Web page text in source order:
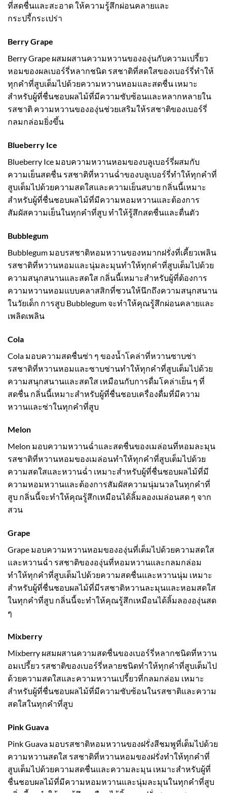
ที่สดชื่นและสะอาด ให้ความรู้สึกผ่อนคลายและ
กระปรี้กระเปร่า
Berry Grape
Berry Grape ผสมผสานความหวานขององุ่นกับความเปรี้ยว
หอมของผลเบอร์รี่หลากชนิด รสชาติที่สดใสของเบอร์รี่ทำให้
ทุกคำที่สูบเต็มไปด้วยความหวานหอมและสดชื่น เหมาะ
สำหรับผู้ที่ชื่นชอบผลไม้ที่มีความซับซ้อนและหลากหลายใน
รสชาติ ความหวานขององุ่นช่วยเสริมให้รสชาติของเบอร์รี่
กลมกล่อมยิ่งขึ้น
Blueberry Ice
Blueberry Ice มอบความหวานหอมของบลูเบอร์รี่ผสมกับ
ความเย็นสดชื่น รสชาติที่หวานฉ่ำของบลูเบอร์รี่ทำให้ทุกคำที่
สูบเต็มไปด้วยความสดใสและความเย็นสบาย กลิ่นนี้เหมาะ
สำหรับผู้ที่ชื่นชอบผลไม้ที่มีความหอมหวานและต้องการ
สัมผัสความเย็นในทุกคำที่สูบ ทำให้รู้สึกสดชื่นและตื่นตัว
Bubblegum
Bubblegum มอบรสชาติหอมหวานของหมากฝรั่งที่เคี้ยวเพลิน
รสชาติที่หวานหอมและนุ่มละมุนทำให้ทุกคำที่สูบเต็มไปด้วย
ความสนุกสนานและสดใส กลิ่นนี้เหมาะสำหรับผู้ที่ต้องการ
ความหวานหอมแบบคลาสสิกที่ชวนให้นึกถึงความสนุกสนาน
ในวัยเด็ก การสูบ Bubblegum จะทำให้คุณรู้สึกผ่อนคลายและ
เพลิดเพลิน
Cola
Cola มอบความสดชื่นซ่า ๆ ของน้ำโคล่าที่หวานซาบซ่า
รสชาติที่หวานหอมและซาบซ่านทำให้ทุกคำที่สูบเต็มไปด้วย
ความสนุกสนานและสดใส เหมือนกับการดื่มโคล่าเย็น ๆ ที่
สดชื่น กลิ่นนี้เหมาะสำหรับผู้ที่ชื่นชอบเครื่องดื่มที่มีความ
หวานและซ่าในทุกคำที่สูบ
Melon
Melon มอบความหวานฉ่ำและสดชื่นของเมล่อนที่หอมละมุน
รสชาติที่หวานหอมของเมล่อนทำให้ทุกคำที่สูบเต็มไปด้วย
ความสดใสและหวานฉ่ำ เหมาะสำหรับผู้ที่ชื่นชอบผลไม้ที่มี
ความหอมหวานและต้องการสัมผัสความนุ่มนวลในทุกคำที่
สูบ กลิ่นนี้จะทำให้คุณรู้สึกเหมือนได้ลิ้มลองเมล่อนสด ๆ จาก
สวน
Grape
Grape มอบความหวานหอมขององุ่นที่เต็มไปด้วยความสดใส
และหวานฉ่ำ รสชาติขององุ่นที่หอมหวานและกลมกล่อม
ทำให้ทุกคำที่สูบเต็มไปด้วยความสดชื่นและหวานนุ่ม เหมาะ
สำหรับผู้ที่ชื่นชอบผลไม้ที่มีรสชาติหวานละมุนและหอมสดใส
ในทุกคำที่สูบ กลิ่นนี้จะทำให้คุณรู้สึกเหมือนได้ลิ้มลององุ่นสด
ๆ
Mixberry
Mixberry ผสมผสานความสดชื่นของเบอร์รี่หลากชนิดที่หวาน
อมเปรี้ยว รสชาติของเบอร์รี่หลายชนิดทำให้ทุกคำที่สูบเต็มไป
ด้วยความสดใสและความหวานเปรี้ยวที่กลมกล่อม เหมาะ
สำหรับผู้ที่ชื่นชอบผลไม้ที่มีความซับซ้อนในรสชาติและความ
สดใสในทุกคำที่สูบ
Pink Guava
Pink Guava มอบรสชาติหอมหวานของฝรั่งสีชมพูที่เต็มไปด้วย
ความหวานสดใส รสชาติที่หวานหอมของฝรั่งทำให้ทุกคำที่
สูบเต็มไปด้วยความสดชื่นและความละมุน เหมาะสำหรับผู้ที่
ชื่นชอบผลไม้ที่มีความหอมหวานและนุ่มละมุนในทุกคำที่สูบ